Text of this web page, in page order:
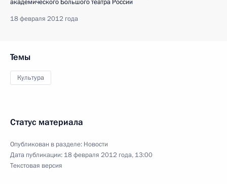
академического Большого театра России
18 февраля 2012 года
Темы
Культура
Статус материала
Опубликован в разделе: Новости
Дата публикации: 18 февраля 2012 года, 13:00
Текстовая версия